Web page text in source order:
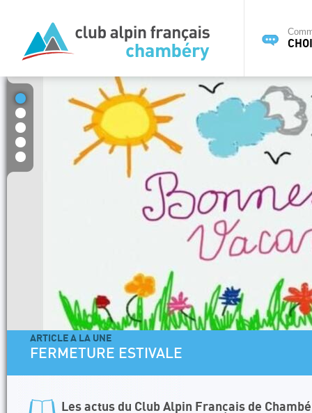
ARTICLE A LA UNE
FERMETURE ESTIVALE
Les actus du Club Alpin Français de